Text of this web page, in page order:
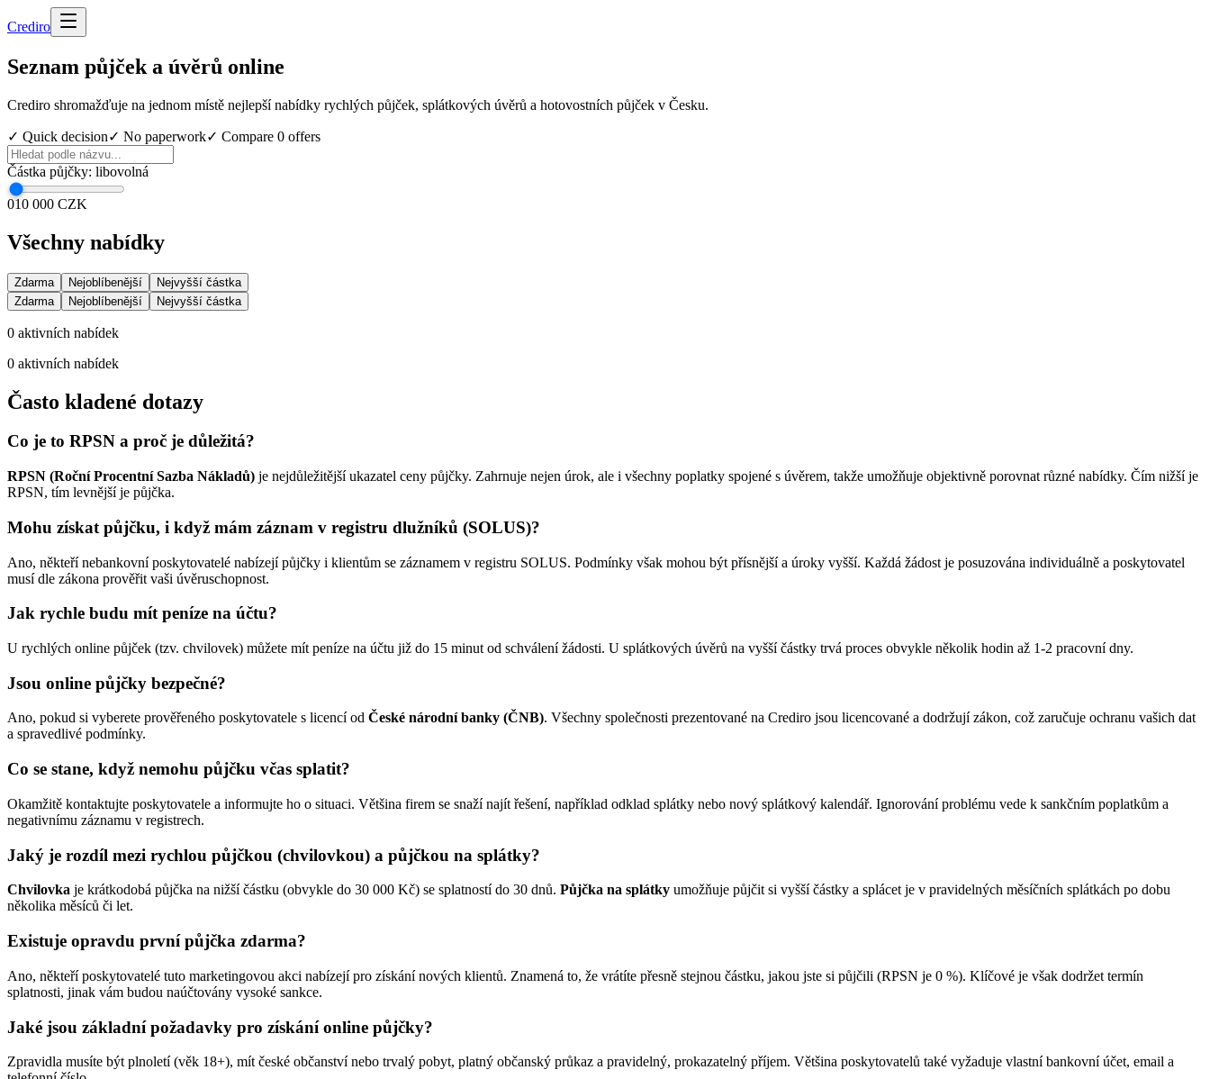
Crediro
Seznam půjček a úvěrů online
Crediro shromažďuje na jednom místě nejlepší nabídky rychlých půjček, splátkových úvěrů a hotovostních půjček v Česku.
✓ Quick decision✓ No paperwork✓ Compare 0 offers
Částka půjčky: libovolná
010 000 CZK
Všechny nabídky
Zdarma Nejoblíbenější
Nejvyšší částka
Zdarma
Nejoblíbenější Nejvyšší částka
0 aktivních nabídek
0 aktivních nabídek
Často kladené dotazy
Co je to RPSN a proč je důležitá?
RPSN (Roční Procentní Sazba Nákladů) je nejdůležitější ukazatel ceny půjčky. Zahrnuje nejen úrok, ale i všechny poplatky spojené s úvěrem, takže umožňuje objektivně porovnat různé nabídky. Čím nižší je
RPSN, tím levnější je půjčka.
Mohu získat půjčku, i když mám záznam v registru dlužníků (SOLUS)?
Ano, někteří nebankovní poskytovatelé nabízejí půjčky i klientům se záznamem v registru SOLUS. Podmínky však mohou být přísnější a úroky vyšší. Každá žádost je posuzována individuálně a poskytovatel
musí dle zákona prověřit vaši úvěruschopnost.
Jak rychle budu mít peníze na účtu?
U rychlých online půjček (tzv. chvilovek) můžete mít peníze na účtu již do 15 minut od schválení žádosti. U splátkových úvěrů na vyšší částky trvá proces obvykle několik hodin až 1-2 pracovní dny.
Jsou online půjčky bezpečné?
Ano, pokud si vyberete prověřeného poskytovatele s licencí od České národní banky (ČNB). Všechny společnosti prezentované na Crediro jsou licencované a dodržují zákon, což zaručuje ochranu vašich dat
a spravedlivé podmínky.
Co se stane, když nemohu půjčku včas splatit?
Okamžitě kontaktujte poskytovatele a informujte ho o situaci. Většina firem se snaží najít řešení, například odklad splátky nebo nový splátkový kalendář. Ignorování problému vede k sankčním poplatkům a
negativnímu záznamu v registrech.
Jaký je rozdíl mezi rychlou půjčkou (chvilovkou) a půjčkou na splátky?
Chvilovka je krátkodobá půjčka na nižší částku (obvykle do 30 000 Kč) se splatností do 30 dnů. Půjčka na splátky umožňuje půjčit si vyšší částky a splácet je v pravidelných měsíčních splátkách po dobu
několika měsíců či let.
Existuje opravdu první půjčka zdarma?
Ano, někteří poskytovatelé tuto marketingovou akci nabízejí pro získání nových klientů. Znamená to, že vrátíte přesně stejnou částku, jakou jste si půjčili (RPSN je 0 %). Klíčové je však dodržet termín
splatnosti, jinak vám budou naúčtovány vysoké sankce.
Jaké jsou základní požadavky pro získání online půjčky?
Zpravidla musíte být plnoletí (věk 18+), mít české občanství nebo trvalý pobyt, platný občanský průkaz a pravidelný, prokazatelný příjem. Většina poskytovatelů také vyžaduje vlastní bankovní účet, email a